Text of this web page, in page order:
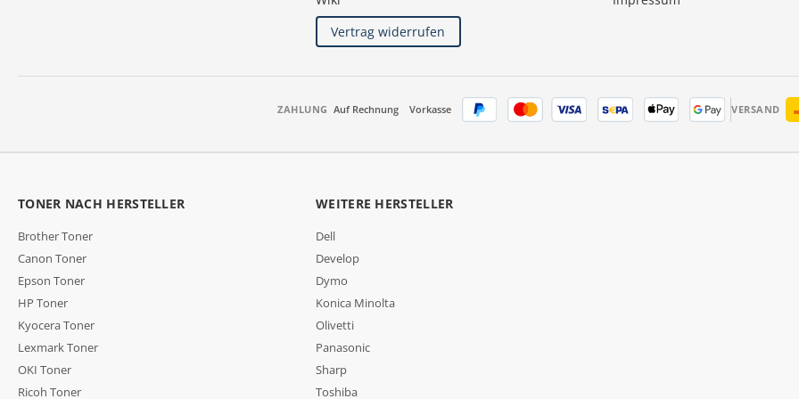
Vertrag widerrufen
ZAHLUNG Auf Rechnung Vorkasse VERSAND
TONER NACH HERSTELLER
Brother Toner
Canon Toner
Epson Toner
HP Toner
Kyocera Toner
Lexmark Toner
OKI Toner
Ricoh Toner
WEITERE HERSTELLER
Dell
Develop
Dymo
Konica Minolta
Olivetti
Panasonic
Sharp
Toshiba